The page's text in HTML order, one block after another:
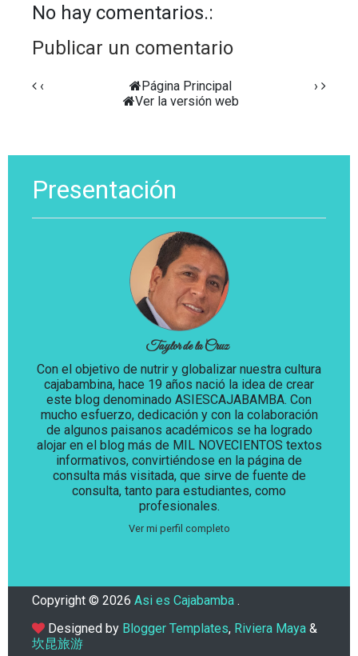
No hay comentarios.:
Publicar un comentario
‹ ›
Página Principal
Ver la versión web
Presentación
Taylor de la Cruz
Con el objetivo de nutrir y globalizar nuestra cultura
cajabambina, hace 19 años nació la idea de crear
este blog denominado ASIESCAJABAMBA. Con
mucho esfuerzo, dedicación y con la colaboración
de algunos paisanos académicos se ha logrado
alojar en el blog más de MIL NOVECIENTOS textos
informativos, convirtiéndose en la página de
consulta más visitada, que sirve de fuente de
consulta, tanto para estudiantes, como
profesionales.
Ver mi perfil completo
Copyright © 2026 Asi es Cajabamba .
Designed by Blogger Templates, Riviera Maya &
坎昆旅游